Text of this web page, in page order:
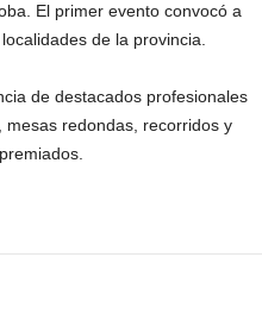
El primer evento convocó a
de la provincia.
de destacados profesionales
redondas, recorridos y